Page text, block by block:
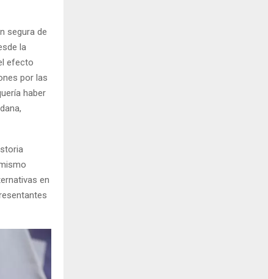
segura de
la
efecto
por las
haber
en